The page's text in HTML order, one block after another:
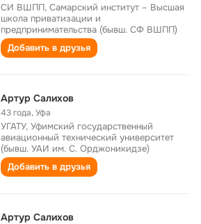
СИ ВШПП, Самарский институт – Высшая
школа приватизации и
предпринимательства (бывш. СФ ВШПП)
Добавить в друзья
Артур Салихов
43 года,Уфа
УГАТУ, Уфимский государственный
авиационный технический университет
(бывш. УАИ им. С. Орджоникидзе)
Добавить в друзья
Артур Салихов